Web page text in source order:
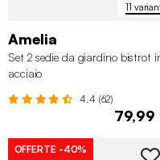
11
Amelia
Set 2 sedie da giardino bistrot
acciaio
4.4 (62)
79,99
OFFERTE -40%